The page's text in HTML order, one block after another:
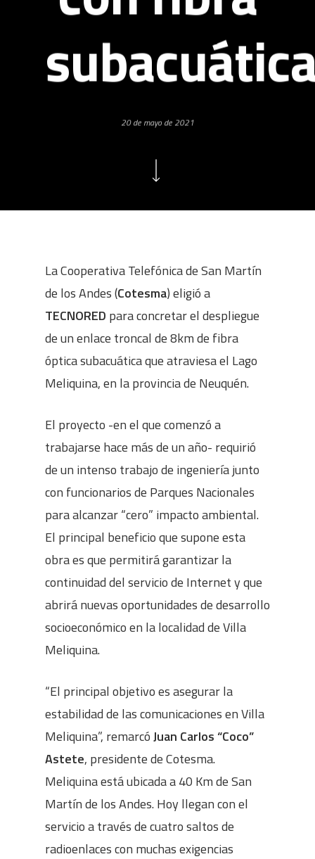
20 de mayo de 2021
La Cooperativa Telefónica de San Martín
de los Andes (Cotesma) eligió a
TECNORED para concretar el despliegue
de un enlace troncal de 8km de fibra
óptica subacuática que atraviesa el Lago
Meliquina, en la provincia de Neuquén.
El proyecto -en el que comenzó a
trabajarse hace más de un año- requirió
de un intenso trabajo de ingeniería junto
con funcionarios de Parques Nacionales
para alcanzar “cero” impacto ambiental.
El principal beneficio que supone esta
obra es que permitirá garantizar la
continuidad del servicio de Internet y que
abrirá nuevas oportunidades de desarrollo
socioeconómico en la localidad de Villa
Meliquina.
“El principal objetivo es asegurar la
estabilidad de las comunicaciones en Villa
Meliquina”, remarcóJuan Carlos “Coco”
Astete, presidente de Cotesma.
Meliquina está ubicada a 40 Km de San
Martín de los Andes. Hoy llegan con el
servicio a través de cuatro saltos de
radioenlaces con muchas exigencias